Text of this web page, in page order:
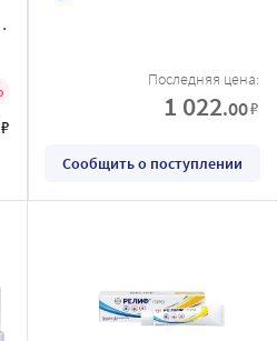
₽
Последняя цена:
1 022.00₽
Сообщить о поступлении